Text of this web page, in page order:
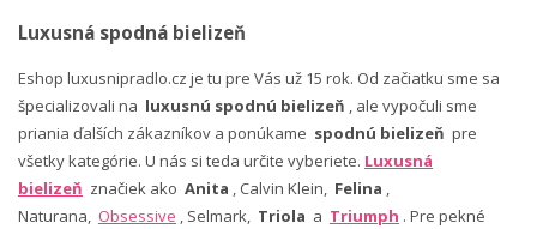
Luxusná spodná bielizeň
Eshop luxusnipradlo.cz je tu pre Vás už 15 rok. Od začiatku sme sa
špecializovali na luxusnú spodnú bielizeň , ale vypočuli sme
priania ďalších zákazníkov a ponúkame spodnú bielizeň pre
všetky kategórie. U nás si teda určite vyberiete. Luxusná
bielizeň značiek ako Anita , Calvin Klein, Felina ,
Naturana, Obsessive , Selmark, Triola a Triumph . Pre pekné